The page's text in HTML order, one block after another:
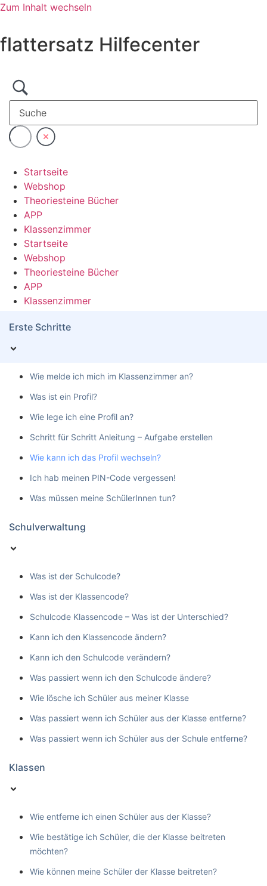
Zum Inhalt wechseln
flattersatz Hilfecenter
Startseite
Webshop
Theoriesteine Bücher
APP
Klassenzimmer
Startseite
Webshop
Theoriesteine Bücher
APP
Klassenzimmer
Erste Schritte
Wie melde ich mich im Klassenzimmer an?
Was ist ein Profil?
Wie lege ich eine Profil an?
Schritt für Schritt Anleitung – Aufgabe erstellen
Wie kann ich das Profil wechseln?
Ich hab meinen PIN-Code vergessen!
Was müssen meine SchülerInnen tun?
Schulverwaltung
Was ist der Schulcode?
Was ist der Klassencode?
Schulcode Klassencode – Was ist der Unterschied?
Kann ich den Klassencode ändern?
Kann ich den Schulcode verändern?
Was passiert wenn ich den Schulcode ändere?
Wie lösche ich Schüler aus meiner Klasse
Was passiert wenn ich Schüler aus der Klasse entferne?
Was passiert wenn ich Schüler aus der Schule entferne?
Klassen
Wie entferne ich einen Schüler aus der Klasse?
Wie bestätige ich Schüler, die der Klasse beitreten
möchten?
Wie können meine Schüler der Klasse beitreten?